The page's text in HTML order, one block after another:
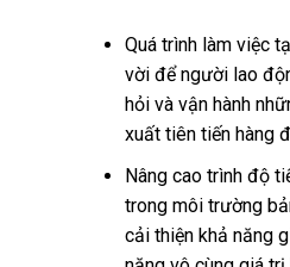
Quá trình làm việc
vời để người lao
hỏi và vận hành
xuất tiên tiến hàng
Nâng cao trình độ
trong môi trường
cải thiện khả năng